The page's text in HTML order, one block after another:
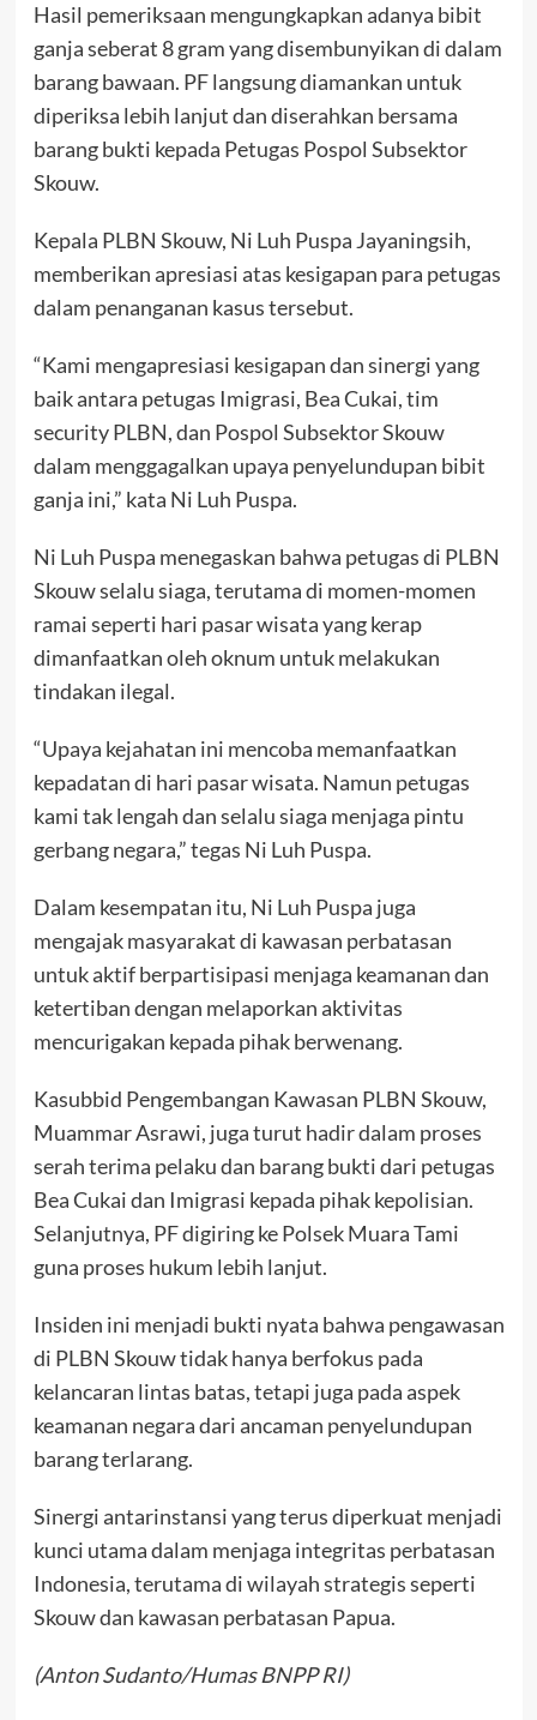
Hasil pemeriksaan mengungkapkan adanya bibit
ganja seberat 8 gram yang disembunyikan di dalam
barang bawaan. PF langsung diamankan untuk
diperiksa lebih lanjut dan diserahkan bersama
barang bukti kepada Petugas Pospol Subsektor
Skouw.
Kepala PLBN Skouw, Ni Luh Puspa Jayaningsih,
memberikan apresiasi atas kesigapan para petugas
dalam penanganan kasus tersebut.
“Kami mengapresiasi kesigapan dan sinergi yang
baik antara petugas Imigrasi, Bea Cukai, tim
security PLBN, dan Pospol Subsektor Skouw
dalam menggagalkan upaya penyelundupan bibit
ganja ini,” kata Ni Luh Puspa.
Ni Luh Puspa menegaskan bahwa petugas di PLBN
Skouw selalu siaga, terutama di momen-momen
ramai seperti hari pasar wisata yang kerap
dimanfaatkan oleh oknum untuk melakukan
tindakan ilegal.
“Upaya kejahatan ini mencoba memanfaatkan
kepadatan di hari pasar wisata. Namun petugas
kami tak lengah dan selalu siaga menjaga pintu
gerbang negara,” tegas Ni Luh Puspa.
Dalam kesempatan itu, Ni Luh Puspa juga
mengajak masyarakat di kawasan perbatasan
untuk aktif berpartisipasi menjaga keamanan dan
ketertiban dengan melaporkan aktivitas
mencurigakan kepada pihak berwenang.
Kasubbid Pengembangan Kawasan PLBN Skouw,
Muammar Asrawi, juga turut hadir dalam proses
serah terima pelaku dan barang bukti dari petugas
Bea Cukai dan Imigrasi kepada pihak kepolisian.
Selanjutnya, PF digiring ke Polsek Muara Tami
guna proses hukum lebih lanjut.
Insiden ini menjadi bukti nyata bahwa pengawasan
di PLBN Skouw tidak hanya berfokus pada
kelancaran lintas batas, tetapi juga pada aspek
keamanan negara dari ancaman penyelundupan
barang terlarang.
Sinergi antarinstansi yang terus diperkuat menjadi
kunci utama dalam menjaga integritas perbatasan
Indonesia, terutama di wilayah strategis seperti
Skouw dan kawasan perbatasan Papua.
(Anton Sudanto/Humas BNPP RI)